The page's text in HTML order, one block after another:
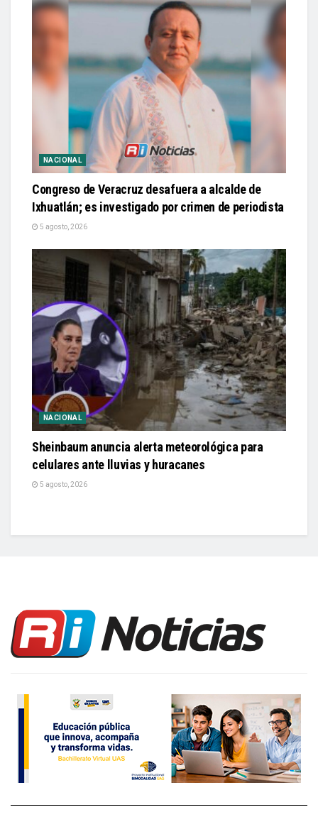
NACIONAL
Congreso de Veracruz desafuera a alcalde de
Ixhuatlán; es investigado por crimen de periodista
5 agosto, 2026
NACIONAL
Sheinbaum anuncia alerta meteorológica para
celulares ante lluvias y huracanes
5 agosto, 2026